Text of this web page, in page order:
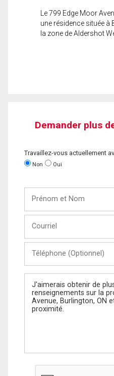
Le 799 Edge Moor
une résidence située à
la zone de Aldershot
Demander plus
Travaillez-vous actuellement
Non Oui
Nom
(Optionnel)
Message